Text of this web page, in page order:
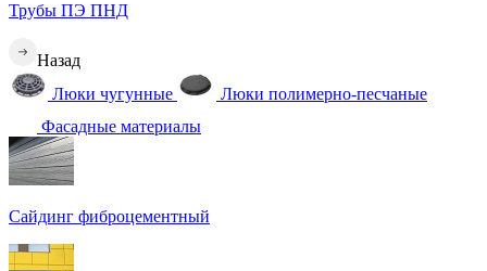
Трубы ПЭ ПНД
Назад
Люки чугунные
Люки полимерно-песчаные
Фасадные материалы
Сайдинг фиброцементный